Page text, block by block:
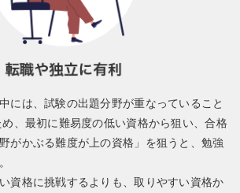
には、試験の出題分野が重なっていること
、最初に難易度の低い資格から狙い、合格
がかぶる難度が上の資格」を狙うと、勉強
資格に挑戦するよりも、取りやすい資格か